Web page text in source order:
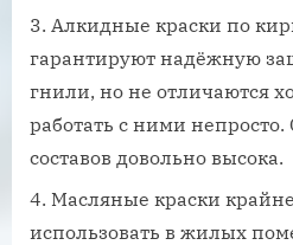
Алкидные краски по
гарантируют надёжную
гнили, но не отличаются
работать с ними непросто.
составов довольно высока.
Масляные краски
использовать в жилых